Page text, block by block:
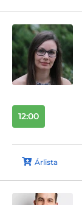
12:00
Árlista